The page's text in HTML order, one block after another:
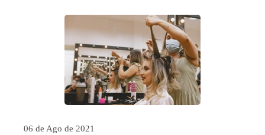
06 de Ago de 2021